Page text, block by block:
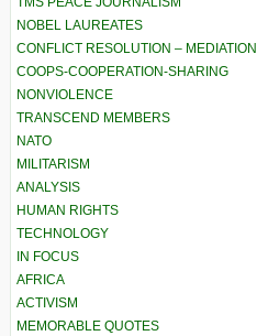
NOBEL LAUREATES
CONFLICT RESOLUTION – MEDIATION
COOPS-COOPERATION-SHARING
NONVIOLENCE
TRANSCEND MEMBERS
NATO
MILITARISM
ANALYSIS
HUMAN RIGHTS
TECHNOLOGY
IN FOCUS
AFRICA
ACTIVISM
MEMORABLE QUOTES